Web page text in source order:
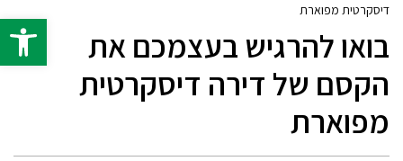
פתח
דיסקרטית מפוארת
בואו להרגיש בעצמכם את
הקסם של דירה דיסקרטית
מפוארת